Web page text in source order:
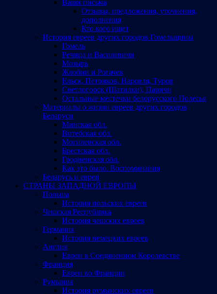
Ваши письма
Отзывы, предложения, уточнения,
дополнения
Кто кого ищет
История евреев других городов Гомельщины
Гомель
Речица и Василевичи
Мозырь
Жлобин и Рогачев
Ельск, Петриков, Наровля, Туров
Светлогорск (Шатилки), Паричи
Остальные местечки белорусского Полесья
Материалы о жизни евреев других городов
Беларуси
Минская обл.
Витебская обл.
Могилевская обл.
Брестская обл.
Гродненская обл.
Как это было. Воспоминания
Беларусь и евреи
СТРАНЫ ЗАПАДНОЙ ЕВРОПЫ
Польша
История польских евреев
Чешская Республика
История чешских евреев
Германия
История немецких евреев
Англия
Евреи в Соединенном Королевстве
Франция
Евреи во Франции
Румыния
История румынских евреев